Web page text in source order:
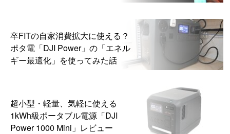
卒FITの自家消費拡大に使える？
ポタ電「DJI Power」の「エネル
ギー最適化」を使ってみた話
超小型・軽量、気軽に使える
1kWh級ポータブル電源「DJI
Power 1000 Mini」レビュー